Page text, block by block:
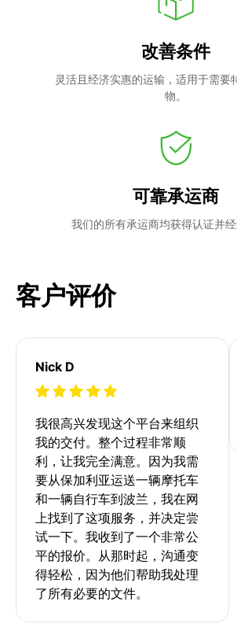
改善条件
灵活且经济实惠的运输，适用于需要
物。
可靠承运商
我们的所有承运商均获得认证并经
客户评价
Nick D
我很高兴发现这个平台来组织
我的交付。整个过程非常顺
利，让我完全满意。因为我需
要从保加利亚运送一辆摩托车
和一辆自行车到波兰，我在网
上找到了这项服务，并决定尝
试一下。我收到了一个非常公
平的报价。从那时起，沟通变
得轻松，因为他们帮助我处理
了所有必要的文件。